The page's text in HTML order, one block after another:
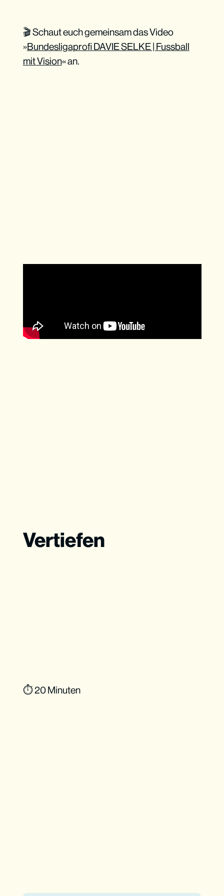
🎬 Schaut euch gemeinsam das Video
»Bundesligaprofi DAVIE SELKE | Fussball
mit Vision« an.
Vertiefen
⏱ 20 Minuten